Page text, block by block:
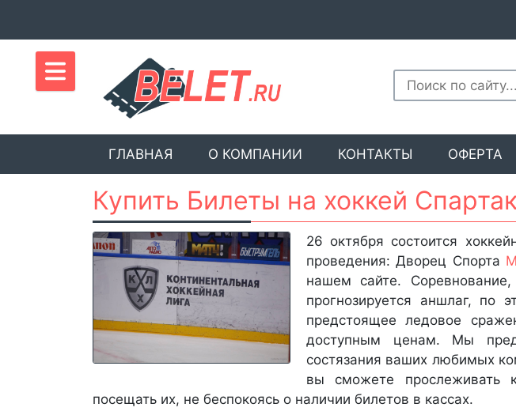
ГЛАВНАЯ О КОМПАНИИ КОНТАКТЫ ОФЕРТА
Купить Билеты на хоккей
26 октября состоится
проведения: Дворец Спорта
нашем сайте.
прогнозируется аншлаг, по
предстоящее ледовое
доступным ценам. Мы
состязания ваших любимых
вы сможете прослеживать
посещать их, не беспокоясь о наличии билетов в кассах.